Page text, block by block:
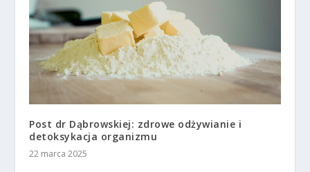
Post dr Dąbrowskiej: zdrowe odżywianie i
detoksykacja organizmu
22 marca 2025